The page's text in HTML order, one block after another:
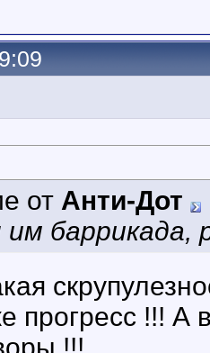
от Анти-Дот
баррикада,
прогресс !!! А